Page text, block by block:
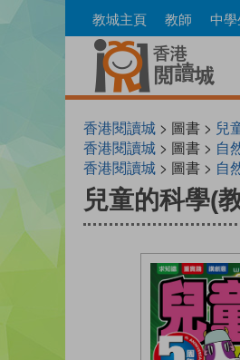
to
教城主頁 教師 中學
香港閱讀城 > 圖書 > 兒
香港閱讀城 > 圖書 > 自
香港閱讀城 > 圖書 > 自
兒童的科學(